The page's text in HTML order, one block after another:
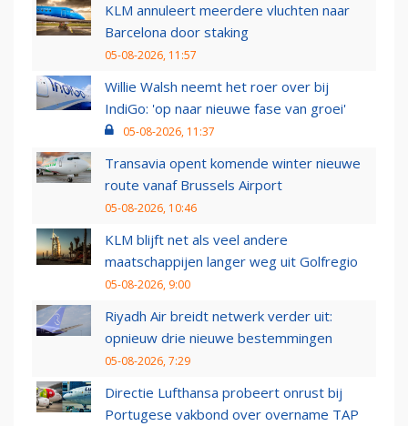
KLM annuleert meerdere vluchten naar
Barcelona door staking
05-08-2026, 11:57
Willie Walsh neemt het roer over bij
IndiGo: 'op naar nieuwe fase van groei'
05-08-2026, 11:37
Transavia opent komende winter nieuwe
route vanaf Brussels Airport
05-08-2026, 10:46
KLM blijft net als veel andere
maatschappijen langer weg uit Golfregio
05-08-2026, 9:00
Riyadh Air breidt netwerk verder uit:
opnieuw drie nieuwe bestemmingen
05-08-2026, 7:29
Directie Lufthansa probeert onrust bij
Portugese vakbond over overname TAP